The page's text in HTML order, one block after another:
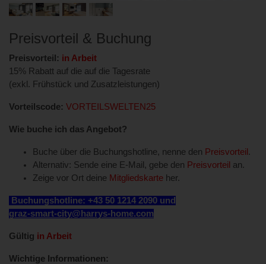
Preisvorteil & Buchung
Preisvorteil: in Arbeit
15% Rabatt auf die auf die Tagesrate
(exkl. Frühstück und Zusatzleistungen)
Vorteilscode: VORTEILSWELTEN25
Wie buche ich das Angebot?
Buche über die Buchungshotline, nenne den Preisvorteil .
Alternativ: Sende eine E-Mail, gebe den Preisvorteil an.
Zeige vor Ort deine Mitgliedskarte her.
Buchungshotline: +43 50 1214 2090 und
graz-smart-city@harrys-home.com
Gültig in Arbeit
Wichtige Informationen: